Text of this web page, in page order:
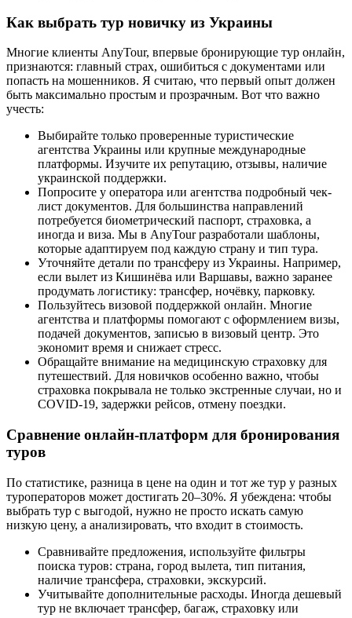
Как выбрать тур новичку из Украины
Многие клиенты AnyTour, впервые бронирующие тур онлайн,
признаются: главный страх, ошибиться с документами или
попасть на мошенников. Я считаю, что первый опыт должен
быть максимально простым и прозрачным. Вот что важно
учесть:
Выбирайте только проверенные туристические
агентства Украины или крупные международные
платформы. Изучите их репутацию, отзывы, наличие
украинской поддержки.
Попросите у оператора или агентства подробный чек-
лист документов. Для большинства направлений
потребуется биометрический паспорт, страховка, а
иногда и виза. Мы в AnyTour разработали шаблоны,
которые адаптируем под каждую страну и тип тура.
Уточняйте детали по трансферу из Украины. Например,
если вылет из Кишинёва или Варшавы, важно заранее
продумать логистику: трансфер, ночёвку, парковку.
Пользуйтесь визовой поддержкой онлайн. Многие
агентства и платформы помогают с оформлением визы,
подачей документов, записью в визовый центр. Это
экономит время и снижает стресс.
Обращайте внимание на медицинскую страховку для
путешествий. Для новичков особенно важно, чтобы
страховка покрывала не только экстренные случаи, но и
COVID-19, задержки рейсов, отмену поездки.
Сравнение онлайн-платформ для бронирования
туров
По статистике, разница в цене на один и тот же тур у разных
туроператоров может достигать 20–30%. Я убеждена: чтобы
выбрать тур с выгодой, нужно не просто искать самую
низкую цену, а анализировать, что входит в стоимость.
Сравнивайте предложения, используйте фильтры
поиска туров: страна, город вылета, тип питания,
наличие трансфера, страховки, экскурсий.
Учитывайте дополнительные расходы. Иногда дешевый
тур не включает трансфер, багаж, страховку или